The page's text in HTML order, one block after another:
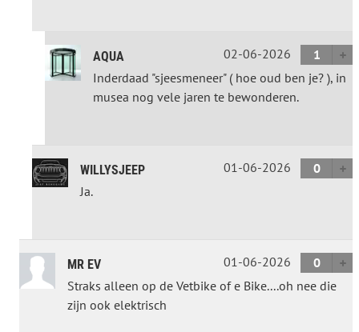
AQUA 02-06-2026
1
Inderdaad "sjeesmeneer" ( hoe oud ben je? ), in
musea nog vele jaren te bewonderen.
WILLYSJEEP 01-06-2026
0
Ja.
MR EV 01-06-2026
0
Straks alleen op de Vetbike of e Bike....oh nee die
zijn ook elektrisch